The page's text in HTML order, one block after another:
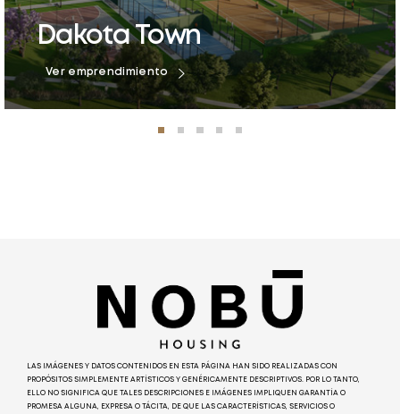
Dakota Town
Ver emprendimiento
LAS IMÁGENES Y DATOS CONTENIDOS EN ESTA PÁGINA HAN SIDO REALIZADAS CON
PROPÓSITOS SIMPLEMENTE ARTÍSTICOS Y GENÉRICAMENTE DESCRIPTIVOS. POR LO TANTO,
ELLO NO SIGNIFICA QUE TALES DESCRIPCIONES E IMÁGENES IMPLIQUEN GARANTÍA O
PROMESA ALGUNA, EXPRESA O TÁCITA, DE QUE LAS CARACTERÍSTICAS, SERVICIOS O